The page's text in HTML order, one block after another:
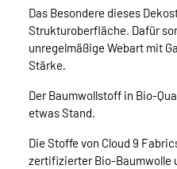
Das Besondere dieses
Strukturoberfläche. Dafür
unregelmäßige Webart mit
Stärke.
Der Baumwollstoff in Bio-
etwas Stand.
Die Stoffe von Cloud 9
zertifizierter Bio-Baumwolle